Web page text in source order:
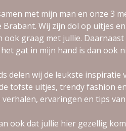
met mijn man en onze 3
Brabant. Wij zijn dol op uitjes
ook graag met jullie.
gat in mijn hand is dan ook
delen wij de leukste
tofste uitjes, trendy fashion
ervaringen en tips
ook dat jullie hier gezellig